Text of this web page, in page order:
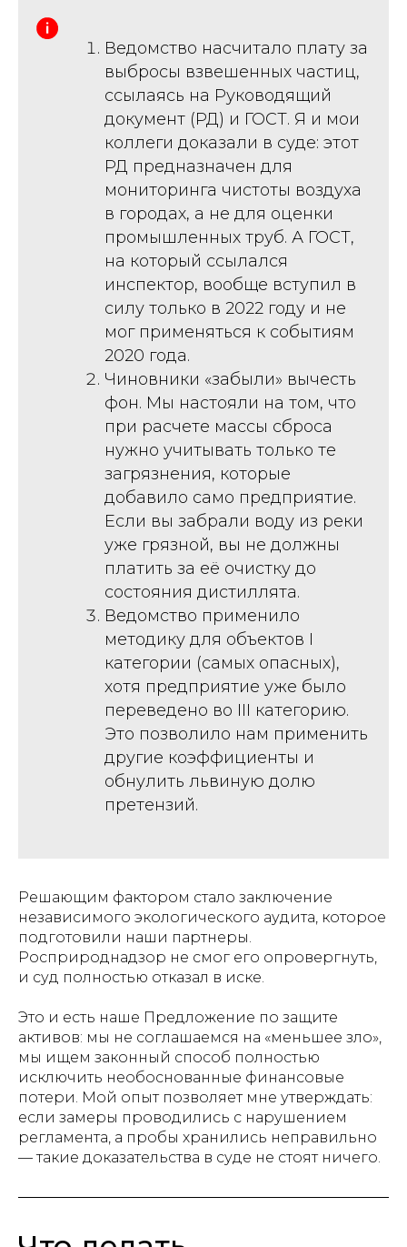
Ведомство насчитало плату за
выбросы взвешенных частиц,
ссылаясь на Руководящий
документ (РД) и ГОСТ. Я и мои
коллеги доказали в суде: этот
РД предназначен для
мониторинга чистоты воздуха
в городах, а не для оценки
промышленных труб. А ГОСТ,
на который ссылался
инспектор, вообще вступил в
силу только в 2022 году и не
мог применяться к событиям
2020 года.
Чиновники «забыли» вычесть
фон. Мы настояли на том, что
при расчете массы сброса
нужно учитывать только те
загрязнения, которые
добавило само предприятие.
Если вы забрали воду из реки
уже грязной, вы не должны
платить за её очистку до
состояния дистиллята.
Ведомство применило
методику для объектов I
категории (самых опасных),
хотя предприятие уже было
переведено во III категорию.
Это позволило нам применить
другие коэффициенты и
обнулить львиную долю
претензий.
Решающим фактором стало заключение
независимого экологического аудита, которое
подготовили наши партнеры.
Росприроднадзор не смог его опровергнуть,
и суд полностью отказал в иске.
Это и есть наше Предложение по защите
активов: мы не соглашаемся на «меньшее зло»,
мы ищем законный способ полностью
исключить необоснованные финансовые
потери. Мой опыт позволяет мне утверждать:
если замеры проводились с нарушением
регламента, а пробы хранились неправильно
— такие доказательства в суде не стоят ничего.